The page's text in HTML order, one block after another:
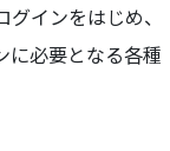
インをはじめ、
に必要となる各種